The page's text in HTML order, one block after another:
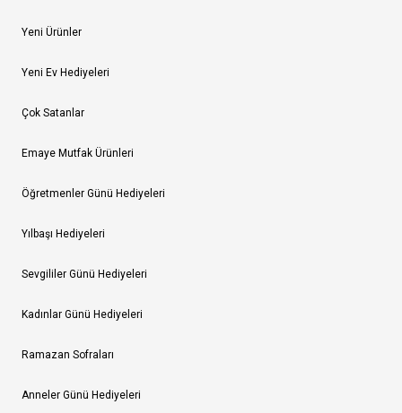
Yeni Ürünler
Yeni Ev Hediyeleri
Çok Satanlar
Emaye Mutfak Ürünleri
Öğretmenler Günü Hediyeleri
Yılbaşı Hediyeleri
Sevgililer Günü Hediyeleri
Kadınlar Günü Hediyeleri
Ramazan Sofraları
Anneler Günü Hediyeleri